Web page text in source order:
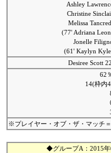
Ashley
Christine
Melissa
(77' Adriana
Jonelle
(61' Kaylyn
Desiree Scott
62
14(枠内
※プレイヤー・オブ・ザ・マッチ
◆グループA：2015年